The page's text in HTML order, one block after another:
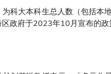
科大本科生总人数（包括
政府于2023年10月宣布的